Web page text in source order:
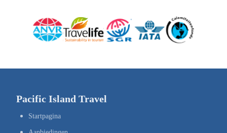
Pacific Island Travel
Startpagina